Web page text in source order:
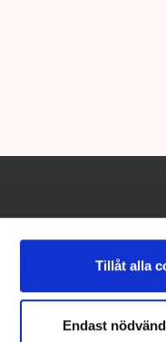
Tillåt alla
Endast
utgivare: